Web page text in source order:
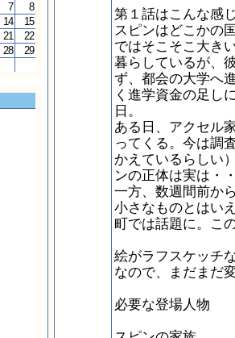
7
8
14
15
21
22
28
29
第１話はこんな感
スピンはどこかの
ではそこそこ大き
暮らしているが、
ず、都会の大学へ
く進学資金の足し
日。
ある日、アクセル
ってくる。今は調
かえているらしい
ンの正体は実は・
一方、数週間前か
小さなものとはい
町では話題に。こ
絵がラフスケッチ
なので、まだまだ
必要な登場人物